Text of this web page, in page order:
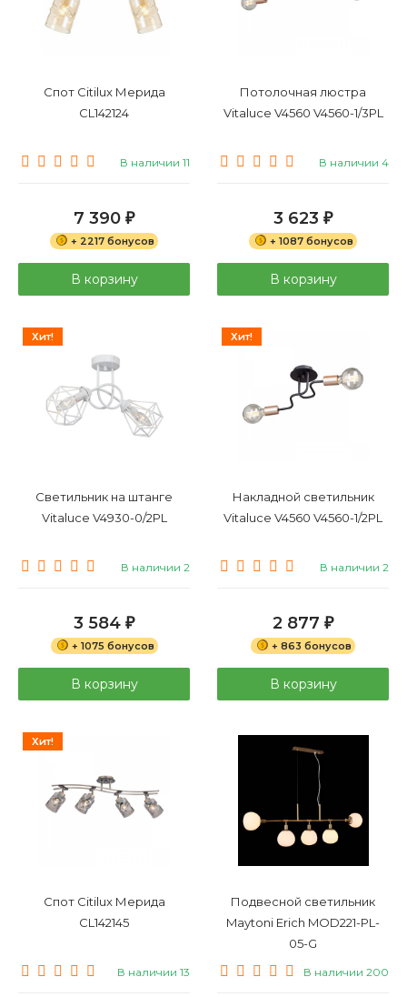
Спот Citilux Мерида
CL142124
В наличии 11
7 390 ₽
+ 2217 бонусов
В корзину
Потолочная люстра
Vitaluce V4560 V4560-1/3PL
В наличии 4
3 623 ₽
+ 1087 бонусов
В корзину
Хит!
Светильник на штанге
Vitaluce V4930-0/2PL
В наличии 2
3 584 ₽
+ 1075 бонусов
В корзину
Хит!
Накладной светильник
Vitaluce V4560 V4560-1/2PL
В наличии 2
2 877 ₽
+ 863 бонусов
В корзину
Хит!
Спот Citilux Мерида
CL142145
В наличии 13
Подвесной светильник
Maytoni Erich MOD221-PL-
05-G
В наличии 200